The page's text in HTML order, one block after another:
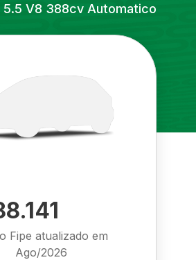
5.5 V8 388cv Automatico
Fipe atualizado em
Ago/2026